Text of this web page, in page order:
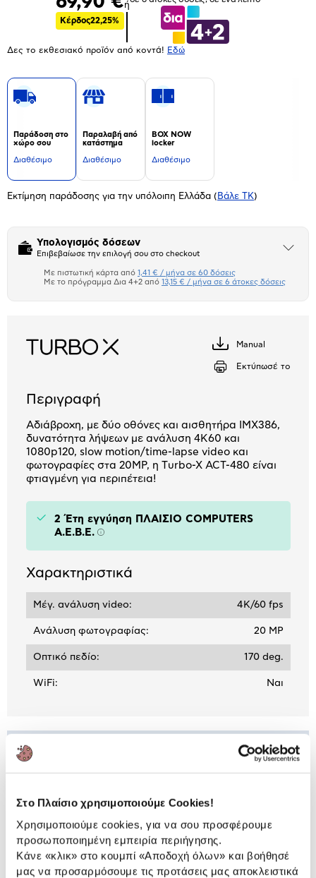
Στο Πλαίσιο χρησιμοποιούμε Cookies!
Χρησιμοποιούμε cookies, για να σου προσφέρουμε
προσωποποιημένη εμπειρία περιήγησης.
Κάνε «κλικ» στο κουμπί «Αποδοχή όλων» και βοήθησέ
μας να προσαρμόσουμε τις προτάσεις μας αποκλειστικά
Κέρδος22,25%
ή
Δες το εκθεσιακό προϊόν από κοντά! Eδώ
Παράδοση στο
χώρο σου
Διαθέσιμο
Παραλαβή από
κατάστημα
Διαθέσιμο
BOX NOW
locker
Διαθέσιμο
Εκτίμηση παράδοσης για την υπόλοιπη Ελλάδα ( Βάλε ΤΚ)
Υπολογισμός δόσεων
Επιβεβαίωσε την επιλογή σου στο checkout
Άνοιξε
Πιστωτική κάρτα
Αριθμός δόσεων
Με πιστωτική κάρτα από 1,41 € / μήνα σε 60 δόσεις
Με το πρόγραμμα Δια 4+2 από 13,15 € / μήνα σε 6 άτοκες δόσεις
Κατέβασέ
το
Manual
Εκτύπωσέ το
Περιγραφή
Αδιάβροχη, με δύο οθόνες και αισθητήρα IMX386,
δυνατότητα λήψεων με ανάλυση 4K60 και
1080p120, slow motion/time-lapse video και
φωτογραφίες στα 20MP, η Τurbo-X ACT-480 είναι
φτιαγμένη για περιπέτεια!
2 Έτη εγγύηση ΠΛΑΙΣΙΟ COMPUTERS
A.E.B.E. Πληροφορίες
Χαρακτηριστικά
Μέγ. ανάλυση video: 4K/60 fps
Ανάλυση φωτογραφίας: 20 MP
Οπτικό πεδίο: 170 deg.
WiFi: Ναι
ΒΛΕΠΕΙΣ:
69,90 €